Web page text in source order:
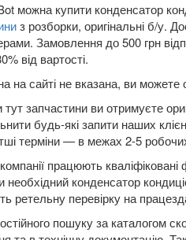
можна купити конденсатор
з розборки, оригінальні б/у.
Замовлення до 500 грн
від вартості.
на сайті не вказана, ви
запчастини ви отримуєте
будь-які запити наших
терміни — в межах 2-5 робочих
працюють
необхідний конденсатор
ретельну перевірку на
пошуку за каталогом